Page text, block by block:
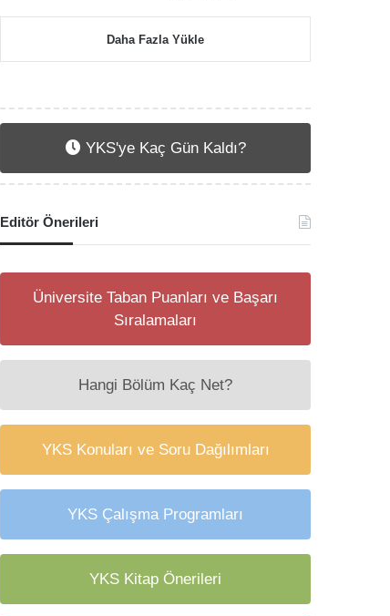
Daha Fazla Yükle
YKS'ye Kaç Gün Kaldı?
Editör Önerileri
Üniversite Taban Puanları ve Başarı
Sıralamaları
Hangi Bölüm Kaç Net?
YKS Konuları ve Soru Dağılımları
YKS Çalışma Programları
YKS Kitap Önerileri